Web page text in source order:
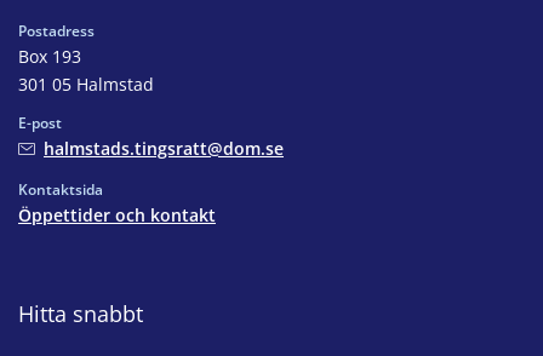
Postadress
Box 193
301 05 Halmstad
E-post
halmstads.tingsratt@dom.se
Kontaktsida
Öppettider och kontakt
Hitta snabbt